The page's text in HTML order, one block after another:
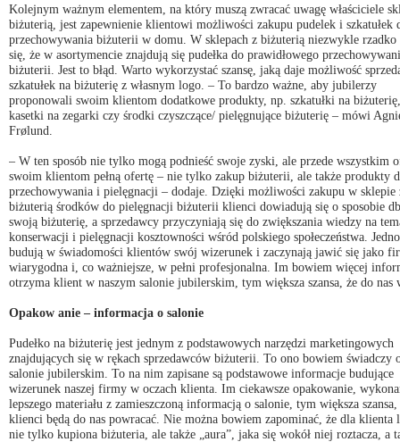
Kolejnym ważnym elementem, na który muszą zwracać uwagę właściciele
biżuterią, jest zapewnienie klientowi możliwości zakupu pudelek i szkatułek
przechowywania biżuterii w domu. W sklepach z biżuterią niezwykle rzadko
się, że w asortymencie znajdują się pudełka do prawidłowego
biżuterii. Jest to błąd. Warto wykorzystać szansę, jaką daje możliwość
szkatułek na biżuterię z własnym logo. – To bardzo ważne, aby jubilerzy
proponowali swoim klientom dodatkowe produkty, np. szkatułki na biżuterię,
kasetki na zegarki czy środki czyszczące/ pielęgnujące biżuterię – mówi
Frølund.
– W ten sposób nie tylko mogą podnieść swoje zyski, ale przede wszystkim
swoim klientom pełną ofertę – nie tylko zakup biżuterii, ale także produkty
przechowywania i pielęgnacji – dodaje. Dzięki możliwości zakupu w sklepie
biżuterią środków do pielęgnacji biżuterii klienci dowiadują się o sposobie
swoją biżuterię, a sprzedawcy przyczyniają się do zwiększania wiedzy na
konserwacji i pielęgnacji kosztowności wśród polskiego społeczeństwa.
budują w świadomości klientów swój wizerunek i zaczynają jawić się jako
wiarygodna i, co ważniejsze, w pełni profesjonalna. Im bowiem więcej
otrzyma klient w naszym salonie jubilerskim, tym większa szansa, że do nas
Opakow anie – informacja o salonie
Pudełko na biżuterię jest jednym z podstawowych narzędzi marketingowych
znajdujących się w rękach sprzedawców biżuterii. To ono bowiem świadczy
salonie jubilerskim. To na nim zapisane są podstawowe informacje budujące
wizerunek naszej firmy w oczach klienta. Im ciekawsze opakowanie,
lepszego materiału z zamieszczoną informacją o salonie, tym większa szansa,
klienci będą do nas powracać. Nie można bowiem zapominać, że dla klienta
nie tylko kupiona biżuteria, ale także „aura”, jaka się wokół niej roztacza, a